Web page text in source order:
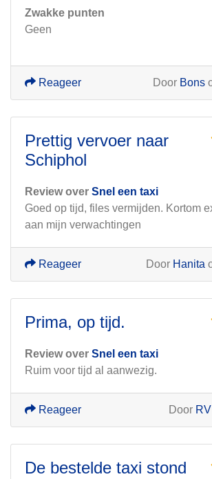
Zwakke punten
Geen
Door Bons
Reageer
Prettig vervoer naar
Schiphol
Review over Snel een taxi
Goed op tijd, files vermijden. Kortom
aan mijn verwachtingen
Door Hanita
Reageer
Prima, op tijd.
Review over Snel een taxi
Ruim voor tijd al aanwezig.
Door RV
Reageer
De bestelde taxi stond